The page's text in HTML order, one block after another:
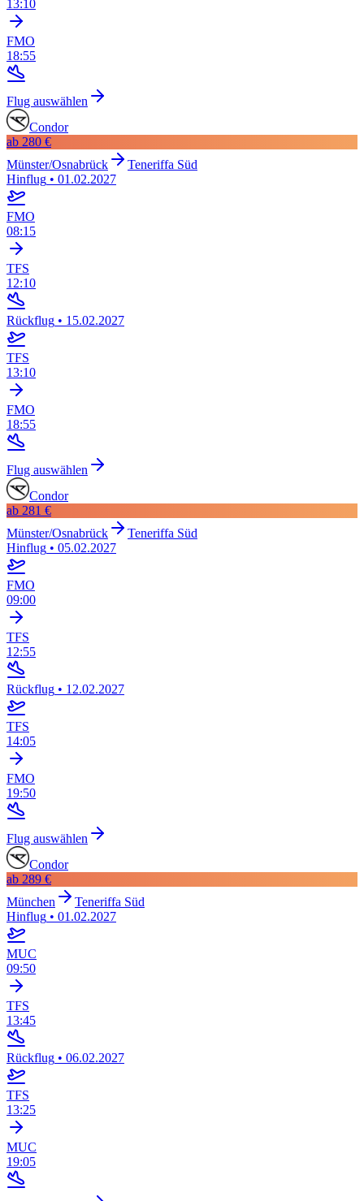
13:10
FMO
18:55
Flug auswählen
Condor
ab 280 €
Münster/Osnabrück
Teneriffa Süd
Hinflug • 01.02.2027
FMO
08:15
TFS
12:10
Rückflug • 15.02.2027
TFS
13:10
FMO
18:55
Flug auswählen
Condor
ab 281 €
Münster/Osnabrück
Teneriffa Süd
Hinflug • 05.02.2027
FMO
09:00
TFS
12:55
Rückflug • 12.02.2027
TFS
14:05
FMO
19:50
Flug auswählen
Condor
ab 289 €
München
Teneriffa Süd
Hinflug • 01.02.2027
MUC
09:50
TFS
13:45
Rückflug • 06.02.2027
TFS
13:25
MUC
19:05